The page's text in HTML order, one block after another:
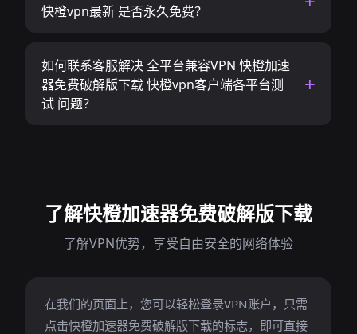
快橙vpn最新 是否永久免费？
如何联系客服解决 全平台兼容VPN 快橙加速
器免费破解版下载 快橙vpn客户端各平台测
试 问题？
了解快橙加速器免费破解版下载
了解VPN优势，享受自由安全的网络体验
在我们的页面上，您可以轻松登录VPN账户，只需
点击快橙加速器免费破解版下载的标志，即可直接